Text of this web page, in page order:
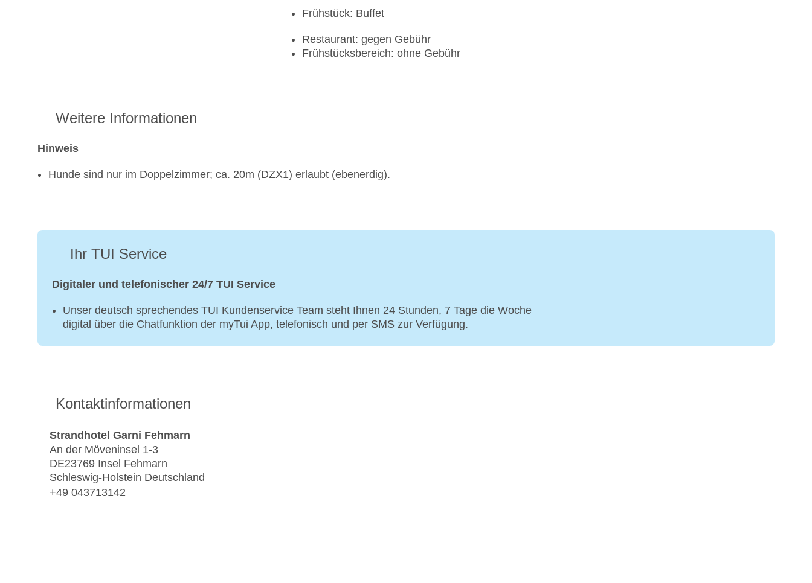
Frühstück: Buffet
Restaurant: gegen Gebühr
Frühstücksbereich: ohne Gebühr
Weitere Informationen
Hinweis
Hunde sind nur im Doppelzimmer; ca. 20m (DZX1) erlaubt (ebenerdig).
Ihr TUI Service
Digitaler und telefonischer 24/7 TUI Service
Unser deutsch sprechendes TUI Kundenservice Team steht Ihnen 24 Stunden, 7 Tage die Woche
digital über die Chatfunktion der myTui App, telefonisch und per SMS zur Verfügung.
Kontaktinformationen
Strandhotel Garni Fehmarn
An der Möveninsel 1-3
DE23769 Insel Fehmarn
Schleswig-Holstein Deutschland
+49 043713142